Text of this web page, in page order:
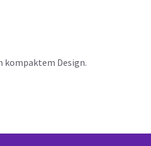
kompaktem Design.